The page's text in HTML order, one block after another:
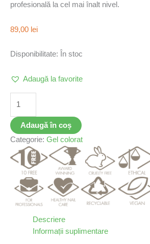
profesională la cel mai înalt nivel.
89,00 lei
Disponibilitate: În stoc
Adaugă la favorite
Adaugă în coș
Categorie: Gel colorat
Descriere
Informații suplimentare